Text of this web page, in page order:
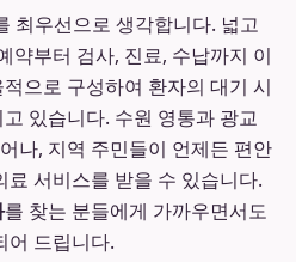
최우선으로 생각합니다. 넓고
약부터 검사, 진료, 수납까지 이
으로 구성하여 환자의 대기 시
있습니다. 수원 영통과 광교
나, 지역 주민들이 언제든 편안
서비스를 받을 수 있습니다.
를 찾는 분들에게 가까우면서도
어 드립니다.